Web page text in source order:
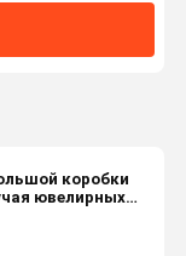
коробки
ювелирных